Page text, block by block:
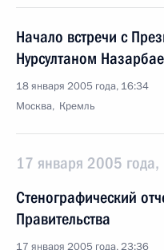
Начало встречи с
Нурсултаном
18 января 2005 года, 16:34
Москва, Кремль
17 января 2005 года,
Стенографический
Правительства
17 января 2005 года, 23:36